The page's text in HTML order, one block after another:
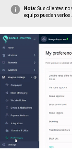
Nota: Sus clientes no
equipo pueden verlos.